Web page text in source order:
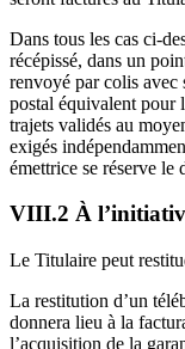
Dans tous les cas ci-
récépissé, dans un
renvoyé par colis
postal équivalent pour
trajets validés au
exigés
émettrice se réserve le
VIII.2 À
Le Titulaire peut
La restitution d’un
donnera lieu à la
l’acquisition de la